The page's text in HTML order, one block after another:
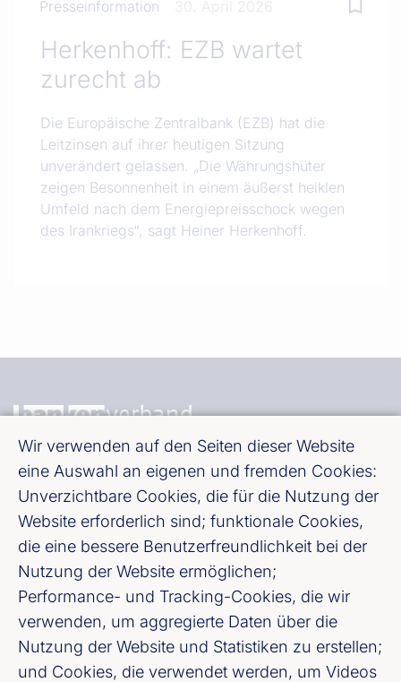
Presseinformation 30. April 2026
Herkenhoff: EZB wartet
zurecht ab
Die Europäische Zentralbank (EZB) hat die
Leitzinsen auf ihrer heutigen Sitzung
unverändert gelassen. „Die Währungshüter
zeigen Besonnenheit in einem äußerst heiklen
Umfeld nach dem Energiepreisschock wegen
des Irankriegs“, sagt Heiner Herkenhoff.
Wir verwenden auf den Seiten dieser Website
eine Auswahl an eigenen und fremden Cookies:
Unverzichtbare Cookies, die für die Nutzung der
Website erforderlich sind; funktionale Cookies,
die eine bessere Benutzerfreundlichkeit bei der
Nutzung der Website ermöglichen;
Performance- und Tracking-Cookies, die wir
verwenden, um aggregierte Daten über die
Nutzung der Website und Statistiken zu erstellen;
und Cookies, die verwendet werden, um Videos
Bundesverband deutscher Banken e. V.
Burgstraße 28, 10178 Berlin
Fußzeile (Bankenverband)
Impressum
LinkedIn
Youtube